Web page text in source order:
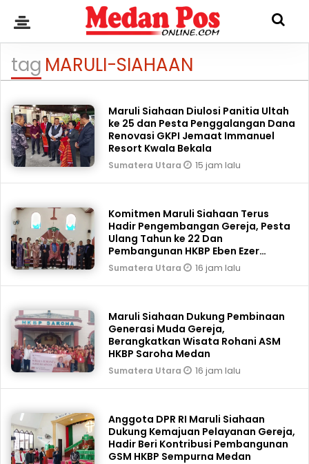
tag MARULI-SIAHAAN
Maruli Siahaan Diulosi Panitia Ultah
ke 25 dan Pesta Penggalangan Dana
Renovasi GKPI Jemaat Immanuel
Resort Kwala Bekala
Sumatera Utara 15 jam lalu
Komitmen Maruli Siahaan Terus
Hadir Pengembangan Gereja, Pesta
Ulang Tahun ke 22 Dan
Pembangunan HKBP Eben Ezer
Martoba Beri Bantuan
Sumatera Utara 16 jam lalu
Maruli Siahaan Dukung Pembinaan
Generasi Muda Gereja,
Berangkatkan Wisata Rohani ASM
HKBP Saroha Medan
Sumatera Utara 16 jam lalu
Anggota DPR RI Maruli Siahaan
Dukung Kemajuan Pelayanan Gereja,
Hadir Beri Kontribusi Pembangunan
GSM HKBP Sempurna Medan